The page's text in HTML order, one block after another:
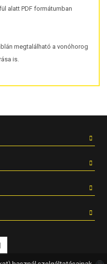
alatt PDF formátumban
megtalálható a vonóhorog
is.